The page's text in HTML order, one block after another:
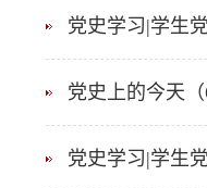
党史学习|学生
党史上的今天
党史学习|学生